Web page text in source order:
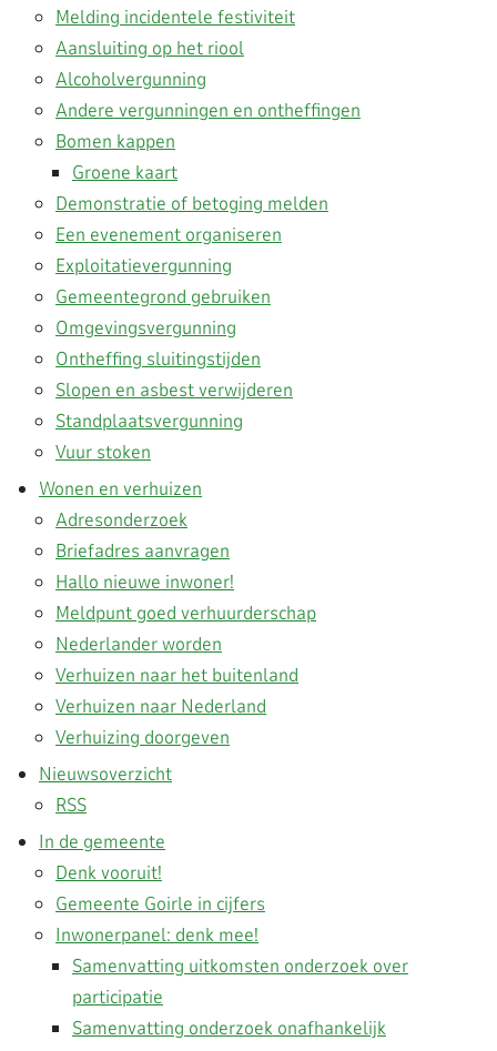
Melding incidentele festiviteit
Aansluiting op het riool
Alcoholvergunning
Andere vergunningen en ontheffingen
Bomen kappen
Groene kaart
Demonstratie of betoging melden
Een evenement organiseren
Exploitatievergunning
Gemeentegrond gebruiken
Omgevingsvergunning
Ontheffing sluitingstijden
Slopen en asbest verwijderen
Standplaatsvergunning
Vuur stoken
Wonen en verhuizen
Adresonderzoek
Briefadres aanvragen
Hallo nieuwe inwoner!
Meldpunt goed verhuurderschap
Nederlander worden
Verhuizen naar het buitenland
Verhuizen naar Nederland
Verhuizing doorgeven
Nieuwsoverzicht
RSS
In de gemeente
Denk vooruit!
Gemeente Goirle in cijfers
Inwonerpanel: denk mee!
Samenvatting uitkomsten onderzoek over
participatie
Samenvatting onderzoek onafhankelijk